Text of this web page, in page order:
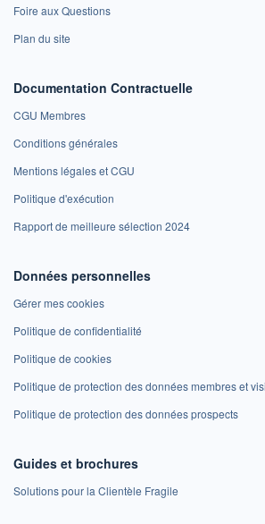
Foire aux Questions
Plan du site
Documentation Contractuelle
CGU Membres
Conditions générales
Mentions légales et CGU
Politique d'exécution
Rapport de meilleure sélection 2024
Données personnelles
Gérer mes cookies
Politique de confidentialité
Politique de cookies
Politique de protection des données membres et
Politique de protection des données prospects
Guides et brochures
Solutions pour la Clientèle Fragile